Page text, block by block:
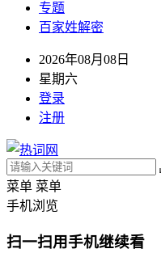
专题
百家姓解密
2026年08月08日
星期六
登录
注册
菜单 菜单
手机浏览
扫一扫用手机继续看